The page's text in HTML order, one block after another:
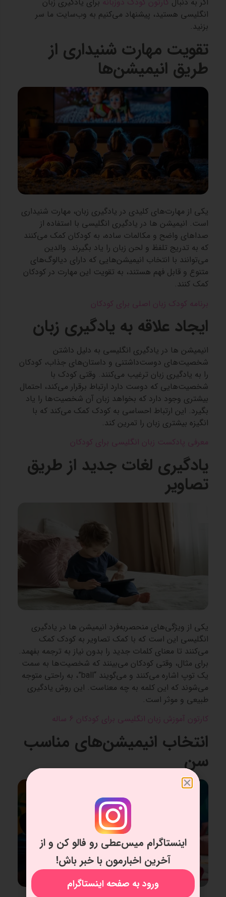
انگلیسی هستید، پیشنهاد می‌کنیم به وب‌سایت ما سر
بزنید.
تقویت مهارت شنیداری از
طریق انیمیشن‌ها
یکی از مهارت‌های کلیدی در یادگیری زبان، مهارت شنیداری
است. انیمیشن‌ ها در یادگیری انگلیسی با استفاده از
صداهای واضح و مکالمات ساده، به کودکان کمک می‌کنند
که به تدریج تلفظ و لحن زبان را یاد بگیرند. والدین
می‌توانند با انتخاب انیمیشن‌هایی که دارای دیالوگ‌های
متنوع و قابل فهم هستند، به تقویت این مهارت در کودکان
کمک کنند.
برنامه کودک زبان اصلی برای کودکان
ایجاد علاقه به یادگیری زبان
انیمیشن‌ ها در یادگیری انگلیسی به دلیل داشتن
شخصیت‌های دوست‌داشتنی و داستان‌های جذاب، کودکان
را به یادگیری زبان ترغیب می‌کنند. وقتی کودک با
شخصیت‌هایی که دوست دارد ارتباط برقرار می‌کند، احتمال
بیشتری وجود دارد که بخواهد زبان آن شخصیت‌ها را یاد
بگیرد. این ارتباط احساسی به کودک کمک می‌کند که با
انگیزه بیشتری زبان را تمرین کند.
معرفی پادکست زبان انگلیسی برای کودکان
یادگیری لغات جدید از طریق
تصاویر
یکی از ویژگی‌های منحصربه‌فرد انیمیشن‌ ها در یادگیری
انگلیسی این است که با کمک تصاویر به کودک کمک
می‌کنند تا معنای کلمات جدید را بدون نیاز به ترجمه بفهمد.
برای مثال، وقتی کودکان می‌بینند که شخصیت‌ها به سمت
یک توپ اشاره می‌کنند و می‌گویند “ball”، به راحتی متوجه
می‌شوند که این کلمه به چه معناست. این روش یادگیری
طبیعی و موثر است.
کارتون آموزش زبان انگلیسی برای کودکان 6 ساله
انتخاب انیمیشن‌های مناسب
سن
اینستاگرام میس‌عطی رو فالو کن و از
آخرین اخبارمون با خبر باش!
ورود به صفحه اینستاگرام